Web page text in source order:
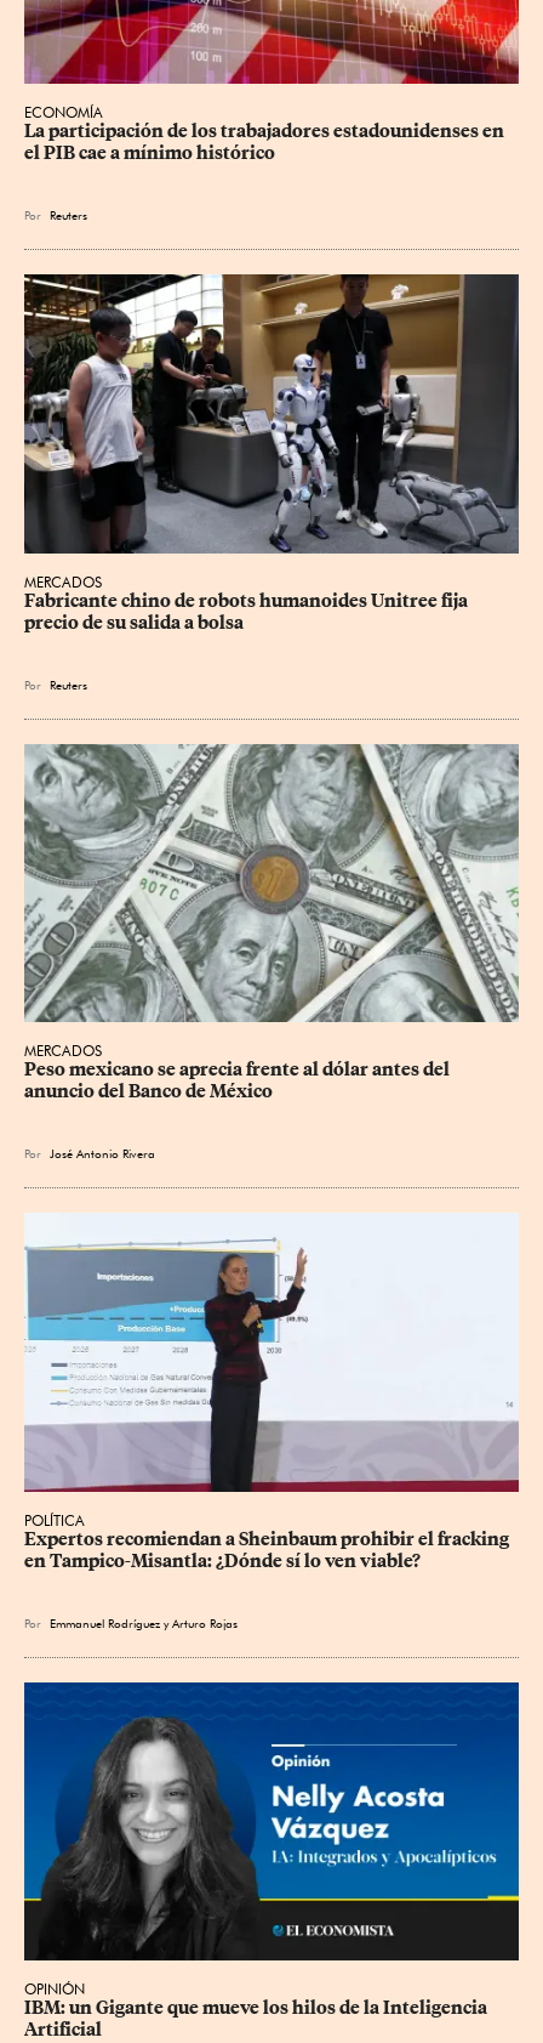
ECONOMÍA
La participación de los trabajadores estadounidenses en
el PIB cae a mínimo histórico
Por Reuters
MERCADOS
Fabricante chino de robots humanoides Unitree fija
precio de su salida a bolsa
Por Reuters
MERCADOS
Peso mexicano se aprecia frente al dólar antes del
anuncio del Banco de México
Por José Antonio Rivera
POLÍTICA
Expertos recomiendan a Sheinbaum prohibir el fracking
en Tampico-Misantla: ¿Dónde sí lo ven viable?
Por Emmanuel Rodríguez yArturo Rojas
OPINIÓN
IBM: un Gigante que mueve los hilos de la Inteligencia
Artificial